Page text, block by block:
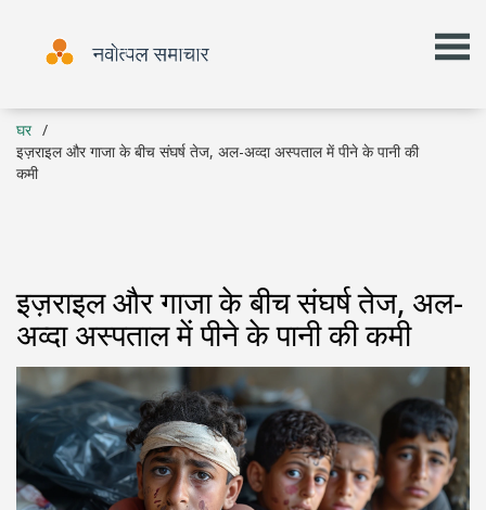
घर
इज़राइल और गाजा के बीच संघर्ष तेज, अल-अव्दा अस्पताल में पीने के पानी की
कमी
इज़राइल और गाजा के बीच संघर्ष तेज, अल-
अव्दा अस्पताल में पीने के पानी की कमी